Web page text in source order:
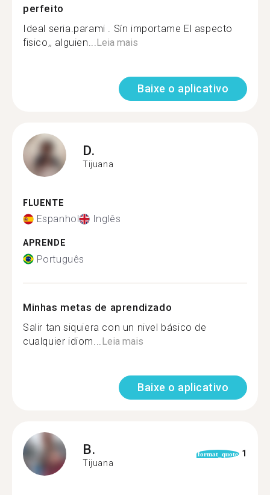
perfeito
Ideal seria.parami . Sín importame El aspecto
fisico,, alguien... Leia mais
Baixe o aplicativo
D.
Tijuana
FLUENTE
Espanhol Inglês
APRENDE
Português
Minhas metas de aprendizado
Salir tan siquiera con un nivel básico de
cualquier idiom... Leia mais
Baixe o aplicativo
B.
Tijuana
format_quote 1